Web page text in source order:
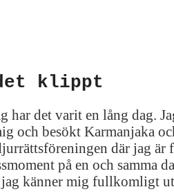
klippt
har det varit en lång dag.
och besökt Karmanjaka
där jag är
på en och samma
jag känner mig fullkomligt